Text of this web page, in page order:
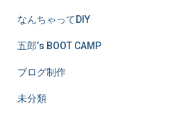
なんちゃってDIY
五郎’s BOOT CAMP
ブログ制作
未分類